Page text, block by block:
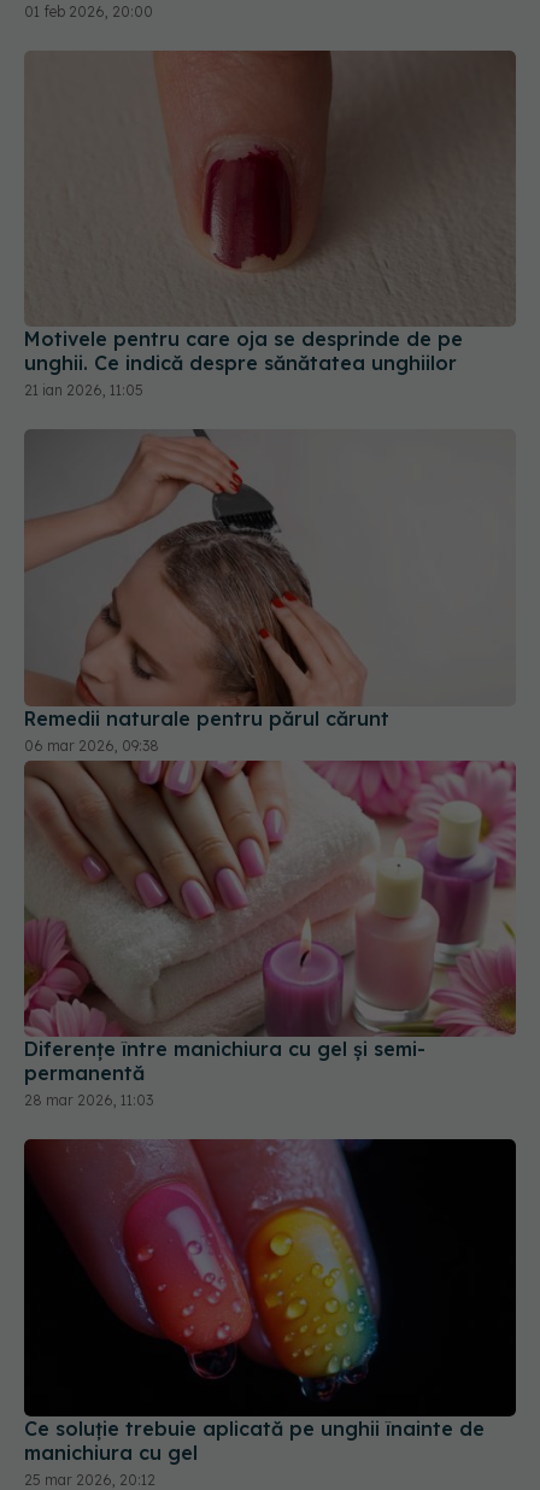
01 feb 2026, 20:00
Motivele pentru care oja se desprinde de pe
unghii. Ce indică despre sănătatea unghiilor
21 ian 2026, 11:05
Remedii naturale pentru părul cărunt
06 mar 2026, 09:38
Diferențe între manichiura cu gel și semi-
permanentă
28 mar 2026, 11:03
Ce soluție trebuie aplicată pe unghii înainte de
manichiura cu gel
25 mar 2026, 20:12